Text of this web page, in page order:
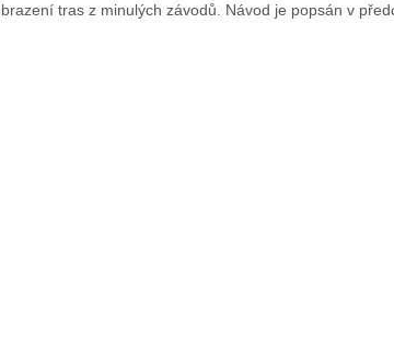
tras z minulých závodů. Návod je popsán v